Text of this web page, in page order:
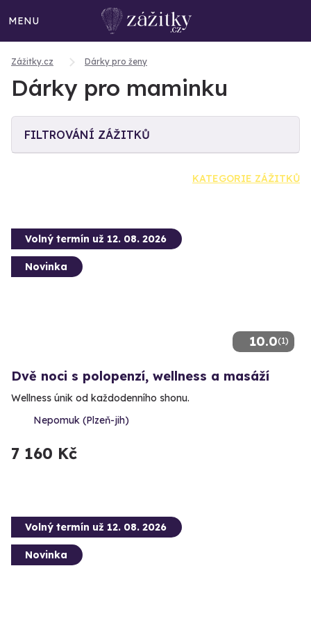
MENU
Zážitky.cz Dárky pro ženy
Dárky pro maminku
FILTROVÁNÍ ZÁŽITKŮ
KATEGORIE ZÁŽITKŮ
10.0(1)
Volný termín už 12. 08. 2026
Novinka
Dvě noci s polopenzí, wellness a masáží
Wellness únik od každodenního shonu.
Nepomuk (Plzeň-jih)
7 160 Kč
Volný termín už 12. 08. 2026
Novinka